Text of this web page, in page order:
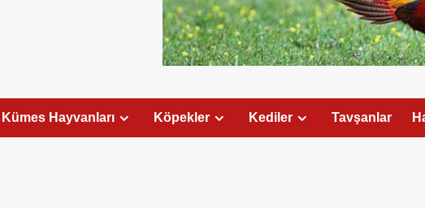
Kümes Hayvanları Köpekler Kediler Tavşanlar